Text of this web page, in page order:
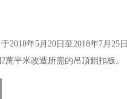
年5月20日至2018年7月25日
萬平米改造所需的吊頂鋁扣板。